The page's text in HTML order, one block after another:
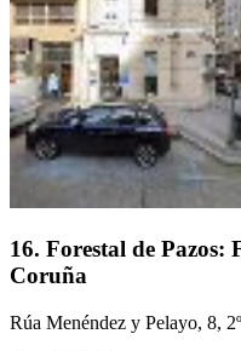
16. Forestal de
Coruña
Rúa Menéndez y Pelayo, 8,